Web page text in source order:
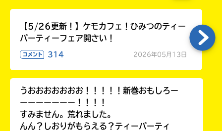
【5/26更新！】ケモカフェ！ひみつのティー
パーティーフェア開さい！
コメント 314 2026年05月13日
うおおおおおおお！！！！！新巻おもしろー
ーーーーーーー！！！！
すみません。荒れました。
んん？しおりがもらえる？ティーパーティ